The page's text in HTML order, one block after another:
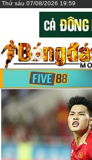
Thứ sáu 07/08/2026 19:59